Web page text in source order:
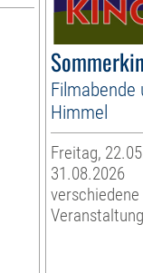
Filmabende
Himmel
Freitag,
31.08.2026
verschiedene